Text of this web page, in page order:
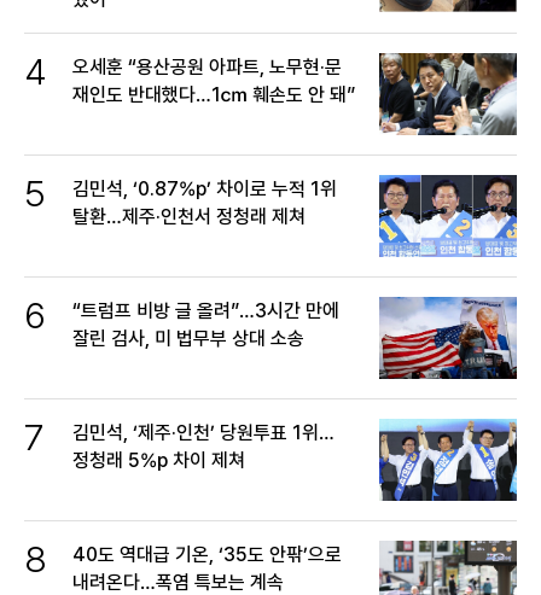
4
오세훈 “용산공원 아파트, 노무현·문
재인도 반대했다…1㎝ 훼손도 안 돼”
5
김민석, ‘0.87%p’ 차이로 누적 1위
탈환…제주·인천서 정청래 제쳐
6
“트럼프 비방 글 올려”…3시간 만에
잘린 검사, 미 법무부 상대 소송
7
김민석, ‘제주·인천’ 당원투표 1위…
정청래 5%p 차이 제쳐
8
40도 역대급 기온, ‘35도 안팎’으로
내려온다…폭염 특보는 계속